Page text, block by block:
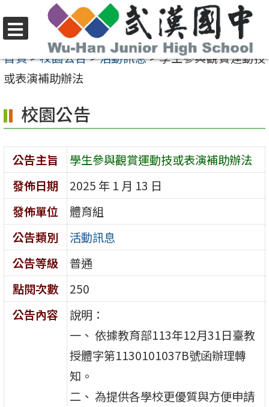
至
要
容
區
選
單
首頁>校園公告>活動訊息>學生參與觀賞運動技
或表演補助辦法
校園公告
公告主旨
學生參與觀賞運動技或表演補助辦法
發佈日期
2025 年 1 月 13 日
發佈單位
體育組
公告類別
活動訊息
公告等級
普通
點閱次數
250
公告內容
說明：
一、 依據教育部113年12月31日臺教
授體字第1130101037B號函辦理轉
知。
二、 為提供各學校更優質與方便申請